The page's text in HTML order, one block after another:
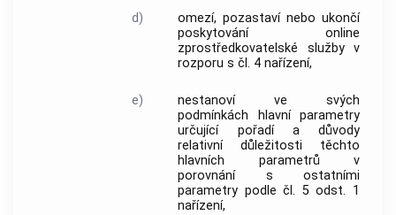
d)
omezí, pozastaví nebo ukončí
poskytování online
zprostředkovatelské služby v
rozporu s čl. 4 nařízení,
e)
nestanoví ve svých
podmínkách hlavní parametry
určující pořadí a důvody
relativní důležitosti těchto
hlavních parametrů v
porovnání s ostatními
parametry podle čl. 5 odst. 1
nařízení,